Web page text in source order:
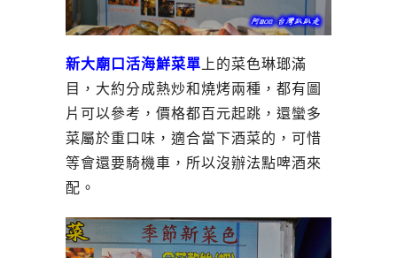
新大廟口活海鮮菜單 上的菜色琳瑯滿
目，大約分成熱炒和燒烤兩種，都有圖
片可以參考，價格都百元起跳，還蠻多
菜屬於重口味，適合當下酒菜的，可惜
等會還要騎機車，所以沒辦法點啤酒來
配。